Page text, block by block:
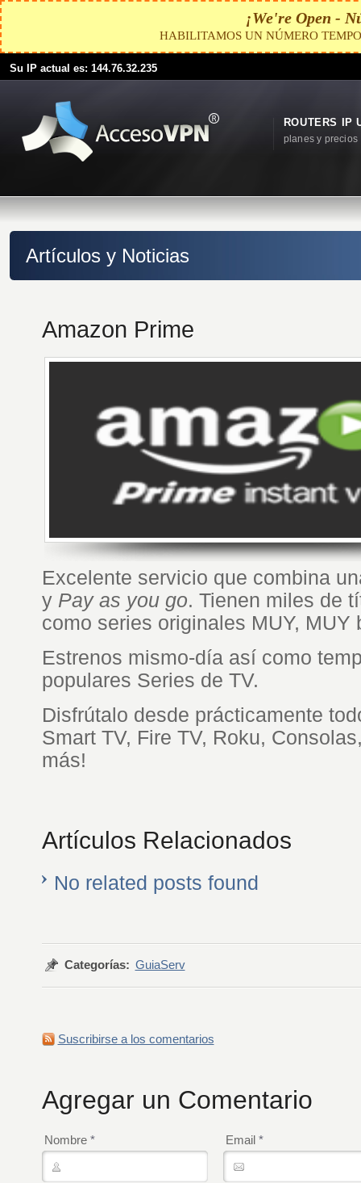
¡We're Open -
HABILITAMOS UN NÚMERO
Su IP actual es: 144.76.32.235
ROUTERS IP
planes y precios
Artículos y Noticias
Amazon Prime
Excelente servicio que combina
y Pay as you go. Tienen miles de
como series originales MUY, MUY
Estrenos mismo-día así como
populares Series de TV.
Disfrútalo desde prácticamente
Smart TV, Fire TV, Roku,
más!
Artículos Relacionados
No related posts found
Categorías: GuiaServ
Suscribirse a los comentarios
Agregar un Comentario
Nombre * Email *